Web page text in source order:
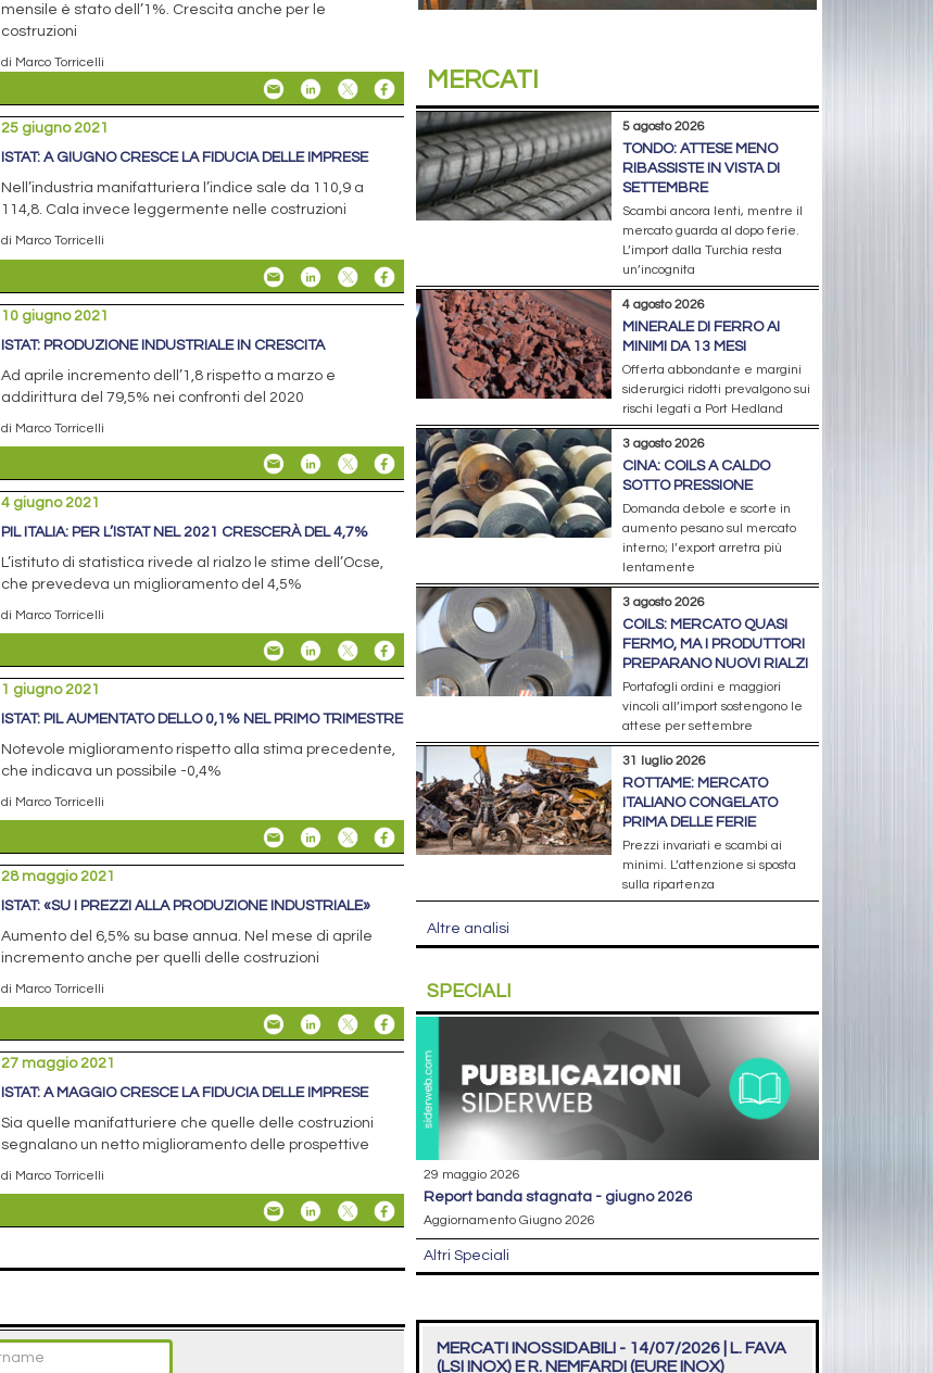
mensile è stato dell’1%. Crescita anche per le
costruzioni
di Marco Torricelli
25 giugno 2021
ISTAT: A GIUGNO CRESCE LA FIDUCIA DELLE IMPRESE
Nell’industria manifatturiera l’indice sale da 110,9 a
114,8. Cala invece leggermente nelle costruzioni
di Marco Torricelli
10 giugno 2021
ISTAT: PRODUZIONE INDUSTRIALE IN CRESCITA
Ad aprile incremento dell’1,8 rispetto a marzo e
addirittura del 79,5% nei confronti del 2020
di Marco Torricelli
4 giugno 2021
PIL ITALIA: PER L’ISTAT NEL 2021 CRESCERÀ DEL 4,7%
L’istituto di statistica rivede al rialzo le stime dell’Ocse,
che prevedeva un miglioramento del 4,5%
di Marco Torricelli
1 giugno 2021
ISTAT: PIL AUMENTATO DELLO 0,1% NEL PRIMO TRIMESTRE
Notevole miglioramento rispetto alla stima precedente,
che indicava un possibile -0,4%
di Marco Torricelli
28 maggio 2021
ISTAT: «SU I PREZZI ALLA PRODUZIONE INDUSTRIALE»
Aumento del 6,5% su base annua. Nel mese di aprile
incremento anche per quelli delle costruzioni
di Marco Torricelli
27 maggio 2021
ISTAT: A MAGGIO CRESCE LA FIDUCIA DELLE IMPRESE
Sia quelle manifatturiere che quelle delle costruzioni
segnalano un netto miglioramento delle prospettive
di Marco Torricelli
MERCATI
5 agosto 2026
TONDO: ATTESE MENO
RIBASSISTE IN VISTA DI
SETTEMBRE
Scambi ancora lenti, mentre il
mercato guarda al dopo ferie.
L’import dalla Turchia resta
un’incognita
4 agosto 2026
MINERALE DI FERRO AI
MINIMI DA 13 MESI
Offerta abbondante e margini
siderurgici ridotti prevalgono sui
rischi legati a Port Hedland
3 agosto 2026
CINA: COILS A CALDO
SOTTO PRESSIONE
Domanda debole e scorte in
aumento pesano sul mercato
interno; l’export arretra più
lentamente
3 agosto 2026
COILS: MERCATO QUASI
FERMO, MA I PRODUTTORI
PREPARANO NUOVI RIALZI
Portafogli ordini e maggiori
vincoli all’import sostengono le
attese per settembre
31 luglio 2026
ROTTAME: MERCATO
ITALIANO CONGELATO
PRIMA DELLE FERIE
Prezzi invariati e scambi ai
minimi. L’attenzione si sposta
sulla ripartenza
Altre analisi
SPECIALI
29 maggio 2026
report banda stagnata - giugno 2026
Aggiornamento Giugno 2026
Altri Speciali
MERCATI INOSSIDABILI - 14/07/2026 | L. FAVA
(LSI INOX) E R. NEMFARDI (EURE INOX)